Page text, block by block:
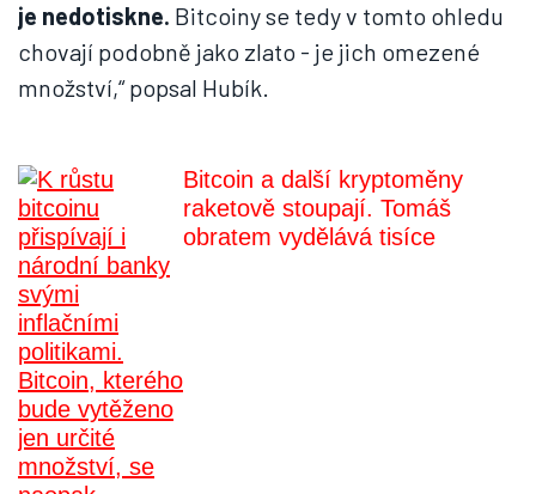
je nedotiskne. Bitcoiny se tedy v tomto ohledu
chovají podobně jako zlato - je jich omezené
množství,“ popsal Hubík.
Bitcoin a další kryptoměny
raketově stoupají. Tomáš
obratem vydělává tisíce